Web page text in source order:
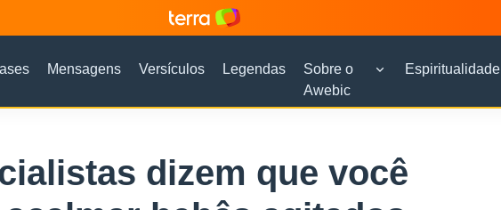
Mensagens Versículos Legendas
Sobre o
Awebic
Espiritualidade
dizem que você